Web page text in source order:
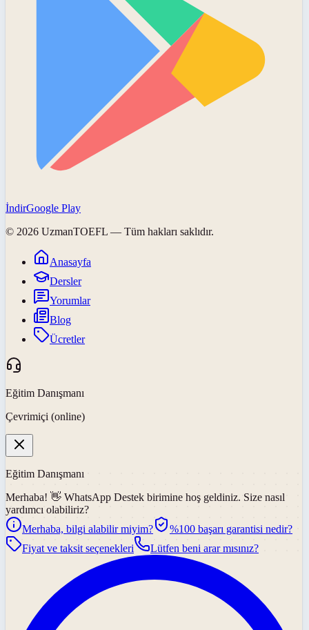
İndirGoogle Play
© 2026 UzmanTOEFL — Tüm hakları saklıdır.
Anasayfa
Dersler
Yorumlar
Blog
Ücretler
Eğitim Danışmanı
Çevrimiçi (online)
Eğitim Danışmanı
Merhaba! 👋 WhatsApp Destek birimine hoş geldiniz. Size nasıl
yardımcı olabiliriz?
Merhaba, bilgi alabilir miyim?
%100 başarı garantisi nedir?
Fiyat ve taksit seçenekleri
Lütfen beni arar mısınız?